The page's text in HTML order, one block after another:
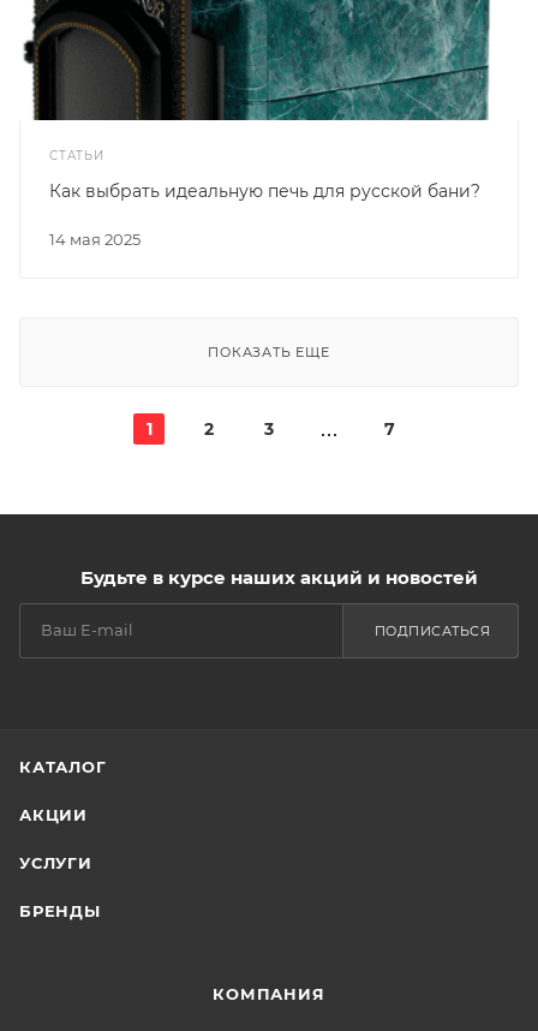
СТАТЬИ
14 мая 2025
Как выбрать идеальную печь для русской бани?
ПОКАЗАТЬ ЕЩЕ
1 2 3 7
Будьте в курсе наших акций и новостей
ПОДПИСАТЬСЯ
КАТАЛОГ
АКЦИИ
УСЛУГИ
БРЕНДЫ
КОМПАНИЯ